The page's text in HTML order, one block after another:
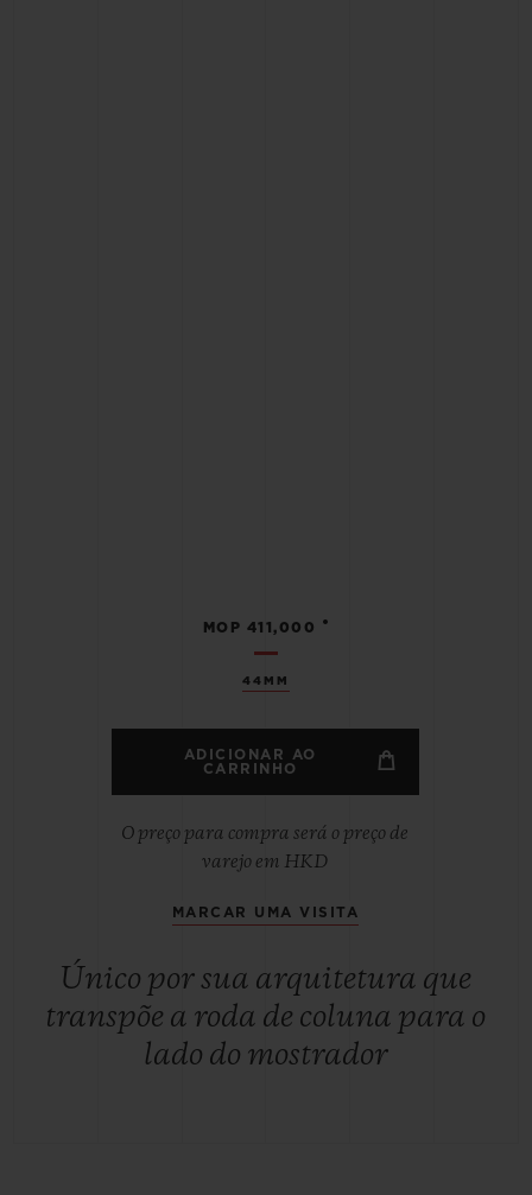
44MM
MOP 411,000 •
ADICIONAR AO
CARRINHO
O preço para compra será o preço de
varejo em HKD
MARCAR UMA VISITA
Único por sua arquitetura que
transpõe a roda de coluna para o
lado do mostrador